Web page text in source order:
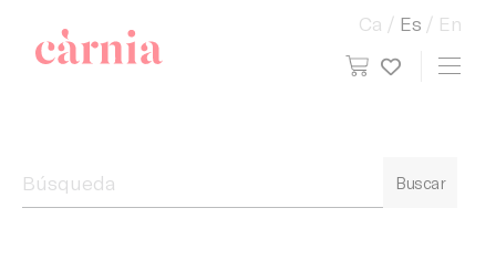
view cartMy
Ca Es En
Buscar